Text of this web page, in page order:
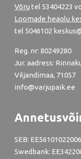
Võru tel 53404223
Loomade heaolu
tel 5046102
Reg. nr: 80249280
Jur. aadress:
Viljandimaa, 71057
info@varjupaik.ee
SEB:
Swedbank: